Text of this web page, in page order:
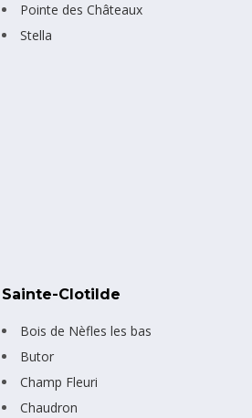
Pointe des Châteaux
Stella
Sainte-Clotilde
Bois de Nèfles les bas
Butor
Champ Fleuri
Chaudron